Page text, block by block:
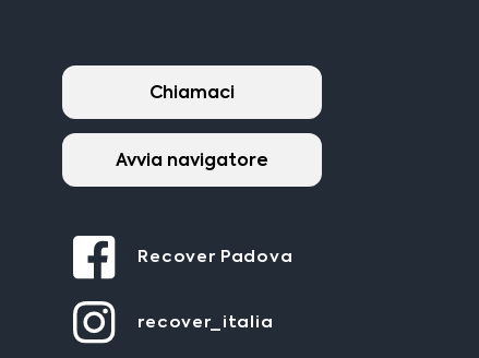
Chiamaci
Avvia navigatore
Recover Padova
recover_italia